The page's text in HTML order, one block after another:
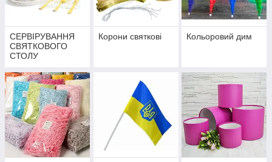
СЕРВІРУВАННЯ
СВЯТКОВОГО
СТОЛУ
Корони святкові Кольоровий дим